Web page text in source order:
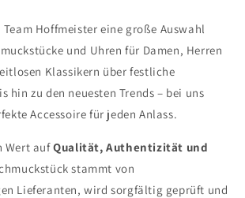
Team Hoffmeister eine große Auswahl
und Uhren für Damen, Herren
Klassikern über festliche
hin zu den neuesten Trends – bei uns
Accessoire für jeden Anlass.
Wert aufQualität, Authentizität und
stammt von
Lieferanten, wird sorgfältig geprüft und